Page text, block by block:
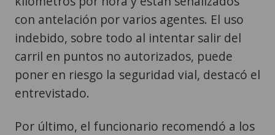
con antelación por varios agentes. El uso
indebido, sobre todo al intentar salir del
carril en puntos no autorizados, puede
poner en riesgo la seguridad vial, destacó el
entrevistado.
Por último, el funcionario recomendó a los